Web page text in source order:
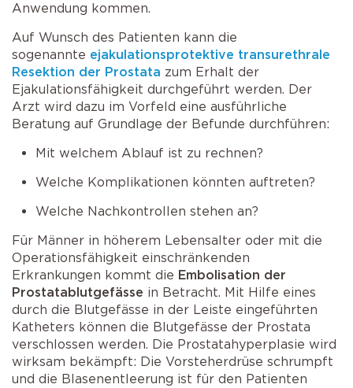
Anwendung kommen.
Auf Wunsch des Patienten kann die
sogenannte ejakulationsprotektive transurethrale
Resektion der Prostata zum Erhalt der
Ejakulationsfähigkeit durchgeführt werden. Der
Arzt wird dazu im Vorfeld eine ausführliche
Beratung auf Grundlage der Befunde durchführen:
Mit welchem Ablauf ist zu rechnen?
Welche Komplikationen könnten auftreten?
Welche Nachkontrollen stehen an?
Für Männer in höherem Lebensalter oder mit die
Operationsfähigkeit einschränkenden
Erkrankungen kommt die Embolisation der
Prostatablutgefässe in Betracht. Mit Hilfe eines
durch die Blutgefässe in der Leiste eingeführten
Katheters können die Blutgefässe der Prostata
verschlossen werden. Die Prostatahyperplasie wird
wirksam bekämpft: Die Vorsteherdrüse schrumpft
und die Blasenentleerung ist für den Patienten